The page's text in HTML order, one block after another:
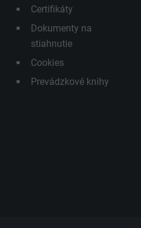
Certifikáty
Dokumenty na
stiahnutie
Cookies
Prevádzkové knihy